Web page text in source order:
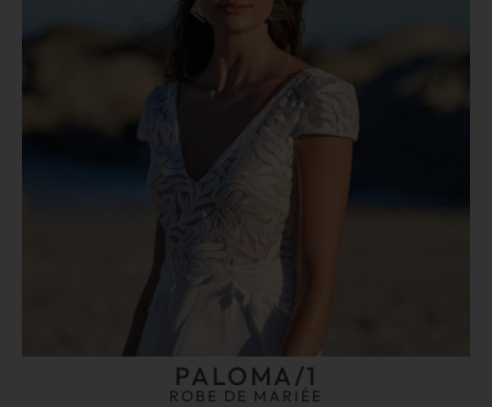
PALOMA/1
ROBE DE MARIÉE